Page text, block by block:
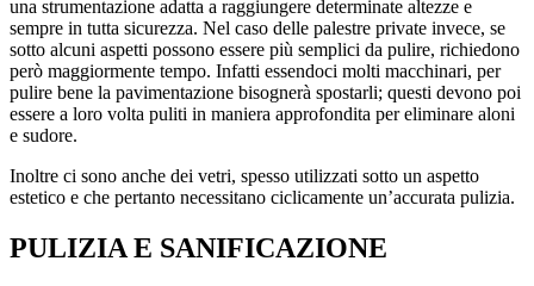
una strumentazione adatta a raggiungere determinate altezze e
sempre in tutta sicurezza. Nel caso delle palestre private invece, se
sotto alcuni aspetti possono essere più semplici da pulire, richiedono
però maggiormente tempo. Infatti essendoci molti macchinari, per
pulire bene la pavimentazione bisognerà spostarli; questi devono poi
essere a loro volta puliti in maniera approfondita per eliminare aloni
e sudore.
Inoltre ci sono anche dei vetri, spesso utilizzati sotto un aspetto
estetico e che pertanto necessitano ciclicamente un’accurata pulizia.
PULIZIA E SANIFICAZIONE